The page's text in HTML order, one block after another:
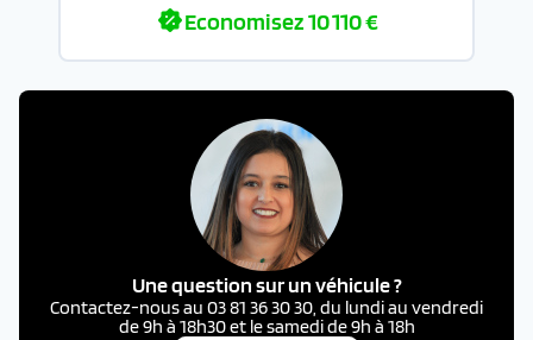
Economisez10 110 €
Une question sur un véhicule ?
Contactez-nous au 03 81 36 30 30, du lundi au vendredi
de 9h à 18h30 et le samedi de 9h à 18h